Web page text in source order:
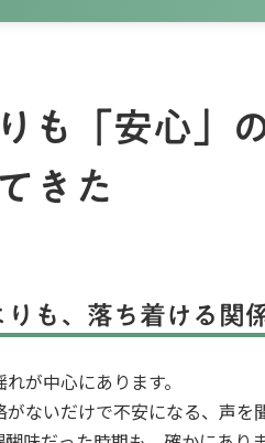
も「安心」
きた
も、落ち着ける関
が中心にあります。
ないだけで不安になる、声を